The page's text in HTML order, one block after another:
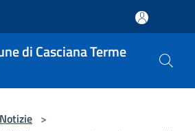
di Casciana Terme
Notizie >